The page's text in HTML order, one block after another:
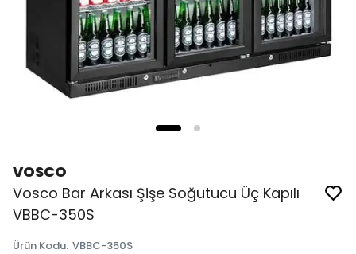
VOSCO
Vosco Bar Arkası Şişe Soğutucu Üç Kapılı
VBBC-350S
Ürün Kodu: VBBC-350S